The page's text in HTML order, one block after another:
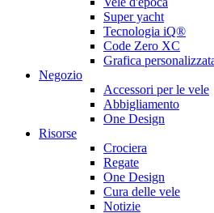
Super yacht
Tecnologia iQ®
Code Zero XC
Grafica
Negozio
Accessori per le vele
Abbigliamento
One Design
Risorse
Crociera
Regate
One Design
Cura delle vele
Notizie